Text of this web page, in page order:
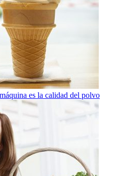
es la calidad del polvo